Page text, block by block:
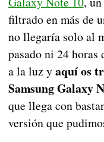
filtrado en más de
no llegaría solo al
pasado ni 24 horas
a la luz yaquí os
Samsung Galaxy
que llega con
versión que